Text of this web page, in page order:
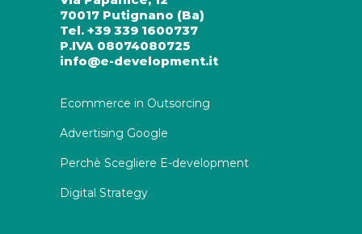
70017 Putignano (Ba)
Tel. +39 339 1600737
P.IVA 08074080725
info@e-development.it
Ecommerce in Outsorcing
Advertising Google
Perchè Scegliere E-development
Digital Strategy